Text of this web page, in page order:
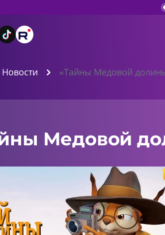
Новости «Тайны Медовой
Медовой